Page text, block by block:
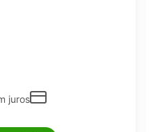
juros